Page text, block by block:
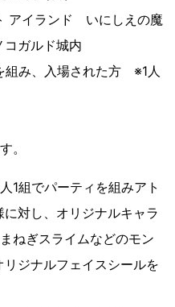
アイランド いにしえの魔
ガルド城内
み、入場された方 ※1人
。
組でパーティを組みアト
対し、オリジナルキャラ
ねぎスライムなどのモン
ジナルフェイスシールを